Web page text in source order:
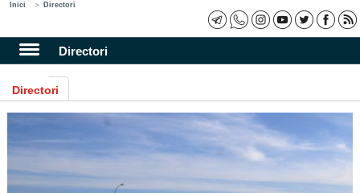
Inici Directori
Directori
Directori